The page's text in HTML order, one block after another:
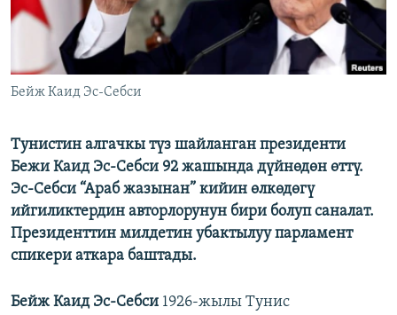
ЭЕ/АРнун бардык сайттары
Бейж Каид Эс-Себси
Тунистин алгачкы түз шайланган президенти
Бежи Каид Эс-Себси 92 жашында дүйнөдөн өттү.
Эс-Себси “Араб жазынан” кийин өлкөдөгү
ийгиликтердин авторлорунун бири болуп саналат.
Президенттин милдетин убактылуу парламент
спикери аткара баштады.
Бейж Каид Эс-Себси 1926-жылы Тунис